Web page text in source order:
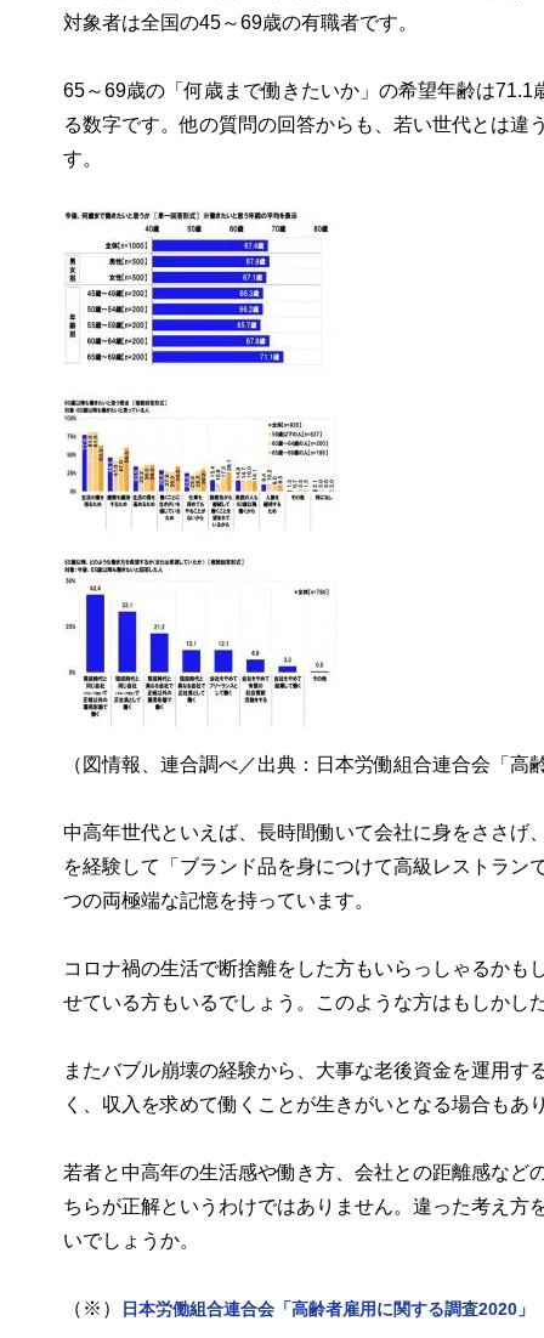
対象者は全国の45～69歳の有職者です。
65～69歳の「何歳まで働きたいか」の希望年齢は
る数字です。他の質問の回答からも、若い世代とは
す。
（図情報、連合調べ／出典：日本労働組合連合会「
中高年世代といえば、長時間働いて会社に身をささげ
を経験して「ブランド品を身につけて高級レストラ
つの両極端な記憶を持っています。
コロナ禍の生活で断捨離をした方もいらっしゃるか
せている方もいるでしょう。このような方はもしかし
またバブル崩壊の経験から、大事な老後資金を運用
く、収入を求めて働くことが生きがいとなる場合もあ
若者と中高年の生活感や働き方、会社との距離感な
ちらが正解というわけではありません。違った考え
いでしょうか。
（※） 日本労働組合連合会「高齢者雇用に関する調査2020」